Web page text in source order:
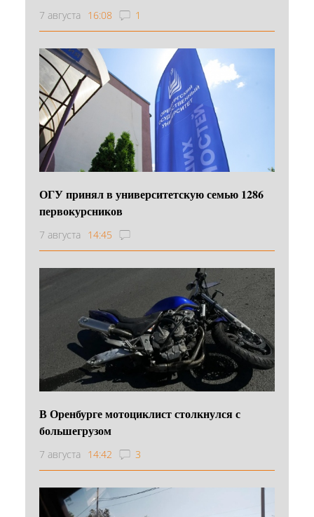
7 августа 16:08 1
ОГУ принял в университетскую семью 1286
первокурсников
7 августа 14:45
В Оренбурге мотоциклист столкнулся с
большегрузом
7 августа 14:42 3